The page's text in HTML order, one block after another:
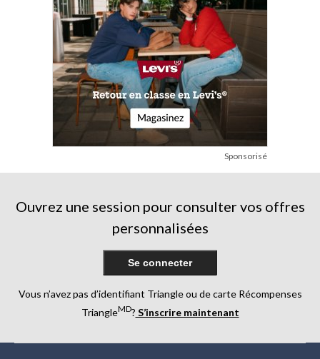
Sponsorisé
Ouvrez une session pour consulter vos offres
personnalisées
Se connecter
Vous n’avez pas d’identifiant Triangle ou de carte Récompenses
TriangleMD? S’inscrire maintenant